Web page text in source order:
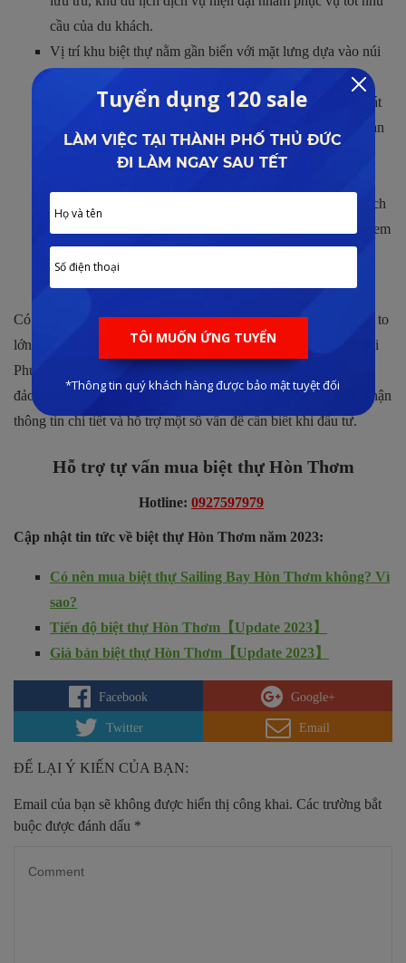
cầu của du khách.
Vị trí khu biệt thự nằm gần biển với mặt lưng dựa vào núi
mang đến yếu tố phong thủy thịnh vượng, là một trong
những địa điểm có hướng view đẹp với góc nhìn bao quát
khung cảnh biển tại Bãi Trào. Khu vực sở hữu không gian
thiên nhiên yên bình, mát mẻ quanh năm là điều kiện lý
Sở hữu quỹ đất vàng tại đảo Hòn Thơm trong khi diện tích
đất quy hoạch các dự án ngày càng thu hẹp. Đây được xem
Có thể thấy rằngvị trí Sun Hòn Thơmmang lại rất nhiều giá trị to
lớn để giúp dòng sản phẩm này trở thành thương hiệu đắt giá tại
Phú Quốc hiện nay. Để có thể sở hữu được những căn biệt thự
đảo Tỷ Phú thì quý khách hãy liên hệ với Lê Đình Phong để nhận
thông tin chi tiết và hỗ trợ một số vấn đề cần biết khi đầu tư.
Hỗ trợ tự vấn mua biệt thự Hòn Thơm
Hotline: 0927597979
Cập nhật tin tức về biệt thự Hòn Thơm năm 2023:
Có nên mua biệt thự Sailing Bay Hòn Thơm không? Vì
sao?
Tiến độ biệt thự Hòn Thơm【Update 2023】
Giá bán biệt thự Hòn Thơm【Update 2023】
Facebook Google+
Twitter Email
ĐỂ LẠI Ý KIẾN CỦA BẠN:
Email của bạn sẽ không được hiển thị công khai. Các trường bắt
buộc được đánh dấu *